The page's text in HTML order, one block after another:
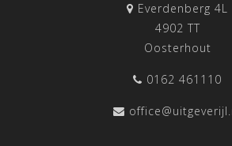
Everdenberg 4L
4902 TT
Oosterhout
0162 461110